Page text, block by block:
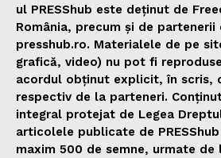
ul PRESShub este deținut de
România, precum și de partenerii
presshub.ro. Materialele de pe
grafică, video) nu pot fi
acordul obținut explicit, în scris,
respectiv de la parteneri.
integral protejat de Legea
articolele publicate de
maxim 500 de semne, urmate